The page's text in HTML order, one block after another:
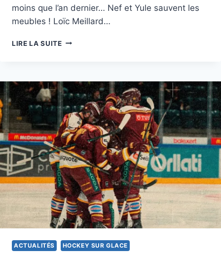
moins que l’an dernier… Nef et Yule sauvent les
meubles ! Loïc Meillard…
LIRE LA SUITESLALOM
5E
ACTUALITÉS HOCKEY SUR GLACE